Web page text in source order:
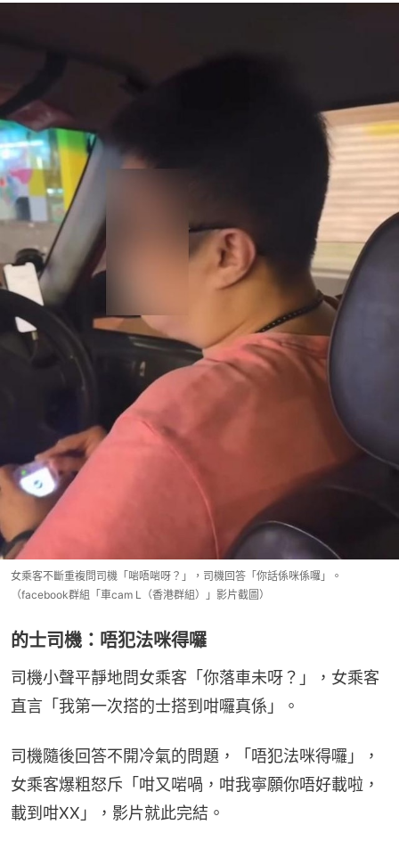
女乘客不斷重複問司機「啱唔啱呀？」，司機回答「你話係咪係囉」。
（facebook群組「車cam L（香港群組）」影片截圖）
的士司機：唔犯法咪得囉
司機小聲平靜地問女乘客「你落車未呀？」，女乘客
直言「我第一次搭的士搭到咁囉真係」。
司機隨後回答不開冷氣的問題，「唔犯法咪得囉」，
女乘客爆粗怒斥「咁又啱喎，咁我寧願你唔好載啦，
載到咁XX」，影片就此完結。